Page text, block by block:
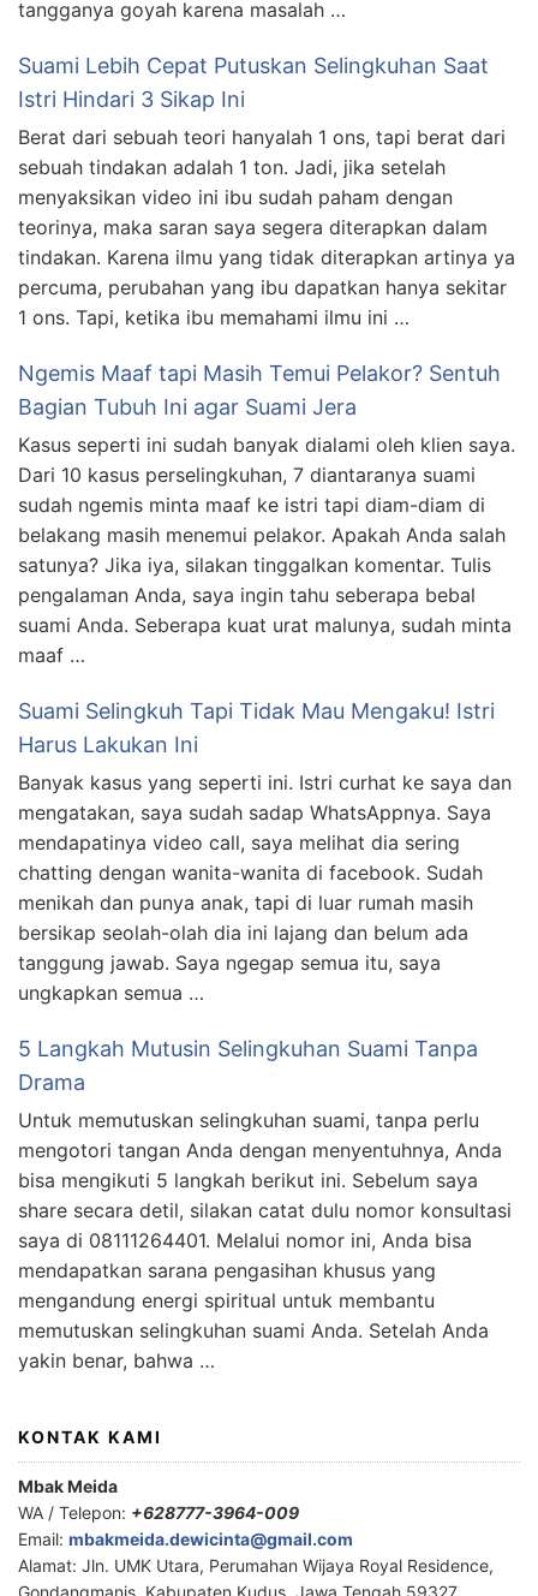
tangganya goyah karena masalah …
Suami Lebih Cepat Putuskan Selingkuhan Saat
Istri Hindari 3 Sikap Ini
Berat dari sebuah teori hanyalah 1 ons, tapi berat dari
sebuah tindakan adalah 1 ton. Jadi, jika setelah
menyaksikan video ini ibu sudah paham dengan
teorinya, maka saran saya segera diterapkan dalam
tindakan. Karena ilmu yang tidak diterapkan artinya ya
percuma, perubahan yang ibu dapatkan hanya sekitar
1 ons. Tapi, ketika ibu memahami ilmu ini …
Ngemis Maaf tapi Masih Temui Pelakor? Sentuh
Bagian Tubuh Ini agar Suami Jera
Kasus seperti ini sudah banyak dialami oleh klien saya.
Dari 10 kasus perselingkuhan, 7 diantaranya suami
sudah ngemis minta maaf ke istri tapi diam-diam di
belakang masih menemui pelakor. Apakah Anda salah
satunya? Jika iya, silakan tinggalkan komentar. Tulis
pengalaman Anda, saya ingin tahu seberapa bebal
suami Anda. Seberapa kuat urat malunya, sudah minta
maaf …
Suami Selingkuh Tapi Tidak Mau Mengaku! Istri
Harus Lakukan Ini
Banyak kasus yang seperti ini. Istri curhat ke saya dan
mengatakan, saya sudah sadap WhatsAppnya. Saya
mendapatinya video call, saya melihat dia sering
chatting dengan wanita-wanita di facebook. Sudah
menikah dan punya anak, tapi di luar rumah masih
bersikap seolah-olah dia ini lajang dan belum ada
tanggung jawab. Saya ngegap semua itu, saya
ungkapkan semua …
5 Langkah Mutusin Selingkuhan Suami Tanpa
Drama
Untuk memutuskan selingkuhan suami, tanpa perlu
mengotori tangan Anda dengan menyentuhnya, Anda
bisa mengikuti 5 langkah berikut ini. Sebelum saya
share secara detil, silakan catat dulu nomor konsultasi
saya di 08111264401. Melalui nomor ini, Anda bisa
mendapatkan sarana pengasihan khusus yang
mengandung energi spiritual untuk membantu
memutuskan selingkuhan suami Anda. Setelah Anda
yakin benar, bahwa …
KONTAK KAMI
Mbak Meida
WA / Telepon: +628777-3964-009
Email: mbakmeida.dewicinta@gmail.com
Alamat: Jln. UMK Utara, Perumahan Wijaya Royal Residence,
Gondangmanis, Kabupaten Kudus, Jawa Tengah 59327